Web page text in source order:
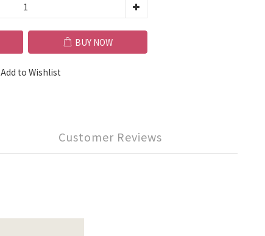
BUY NOW
Add to Wishlist
Customer Reviews